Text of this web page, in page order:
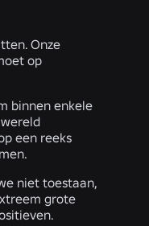
Onze
op
binnen enkele
een reeks
niet toestaan,
grote